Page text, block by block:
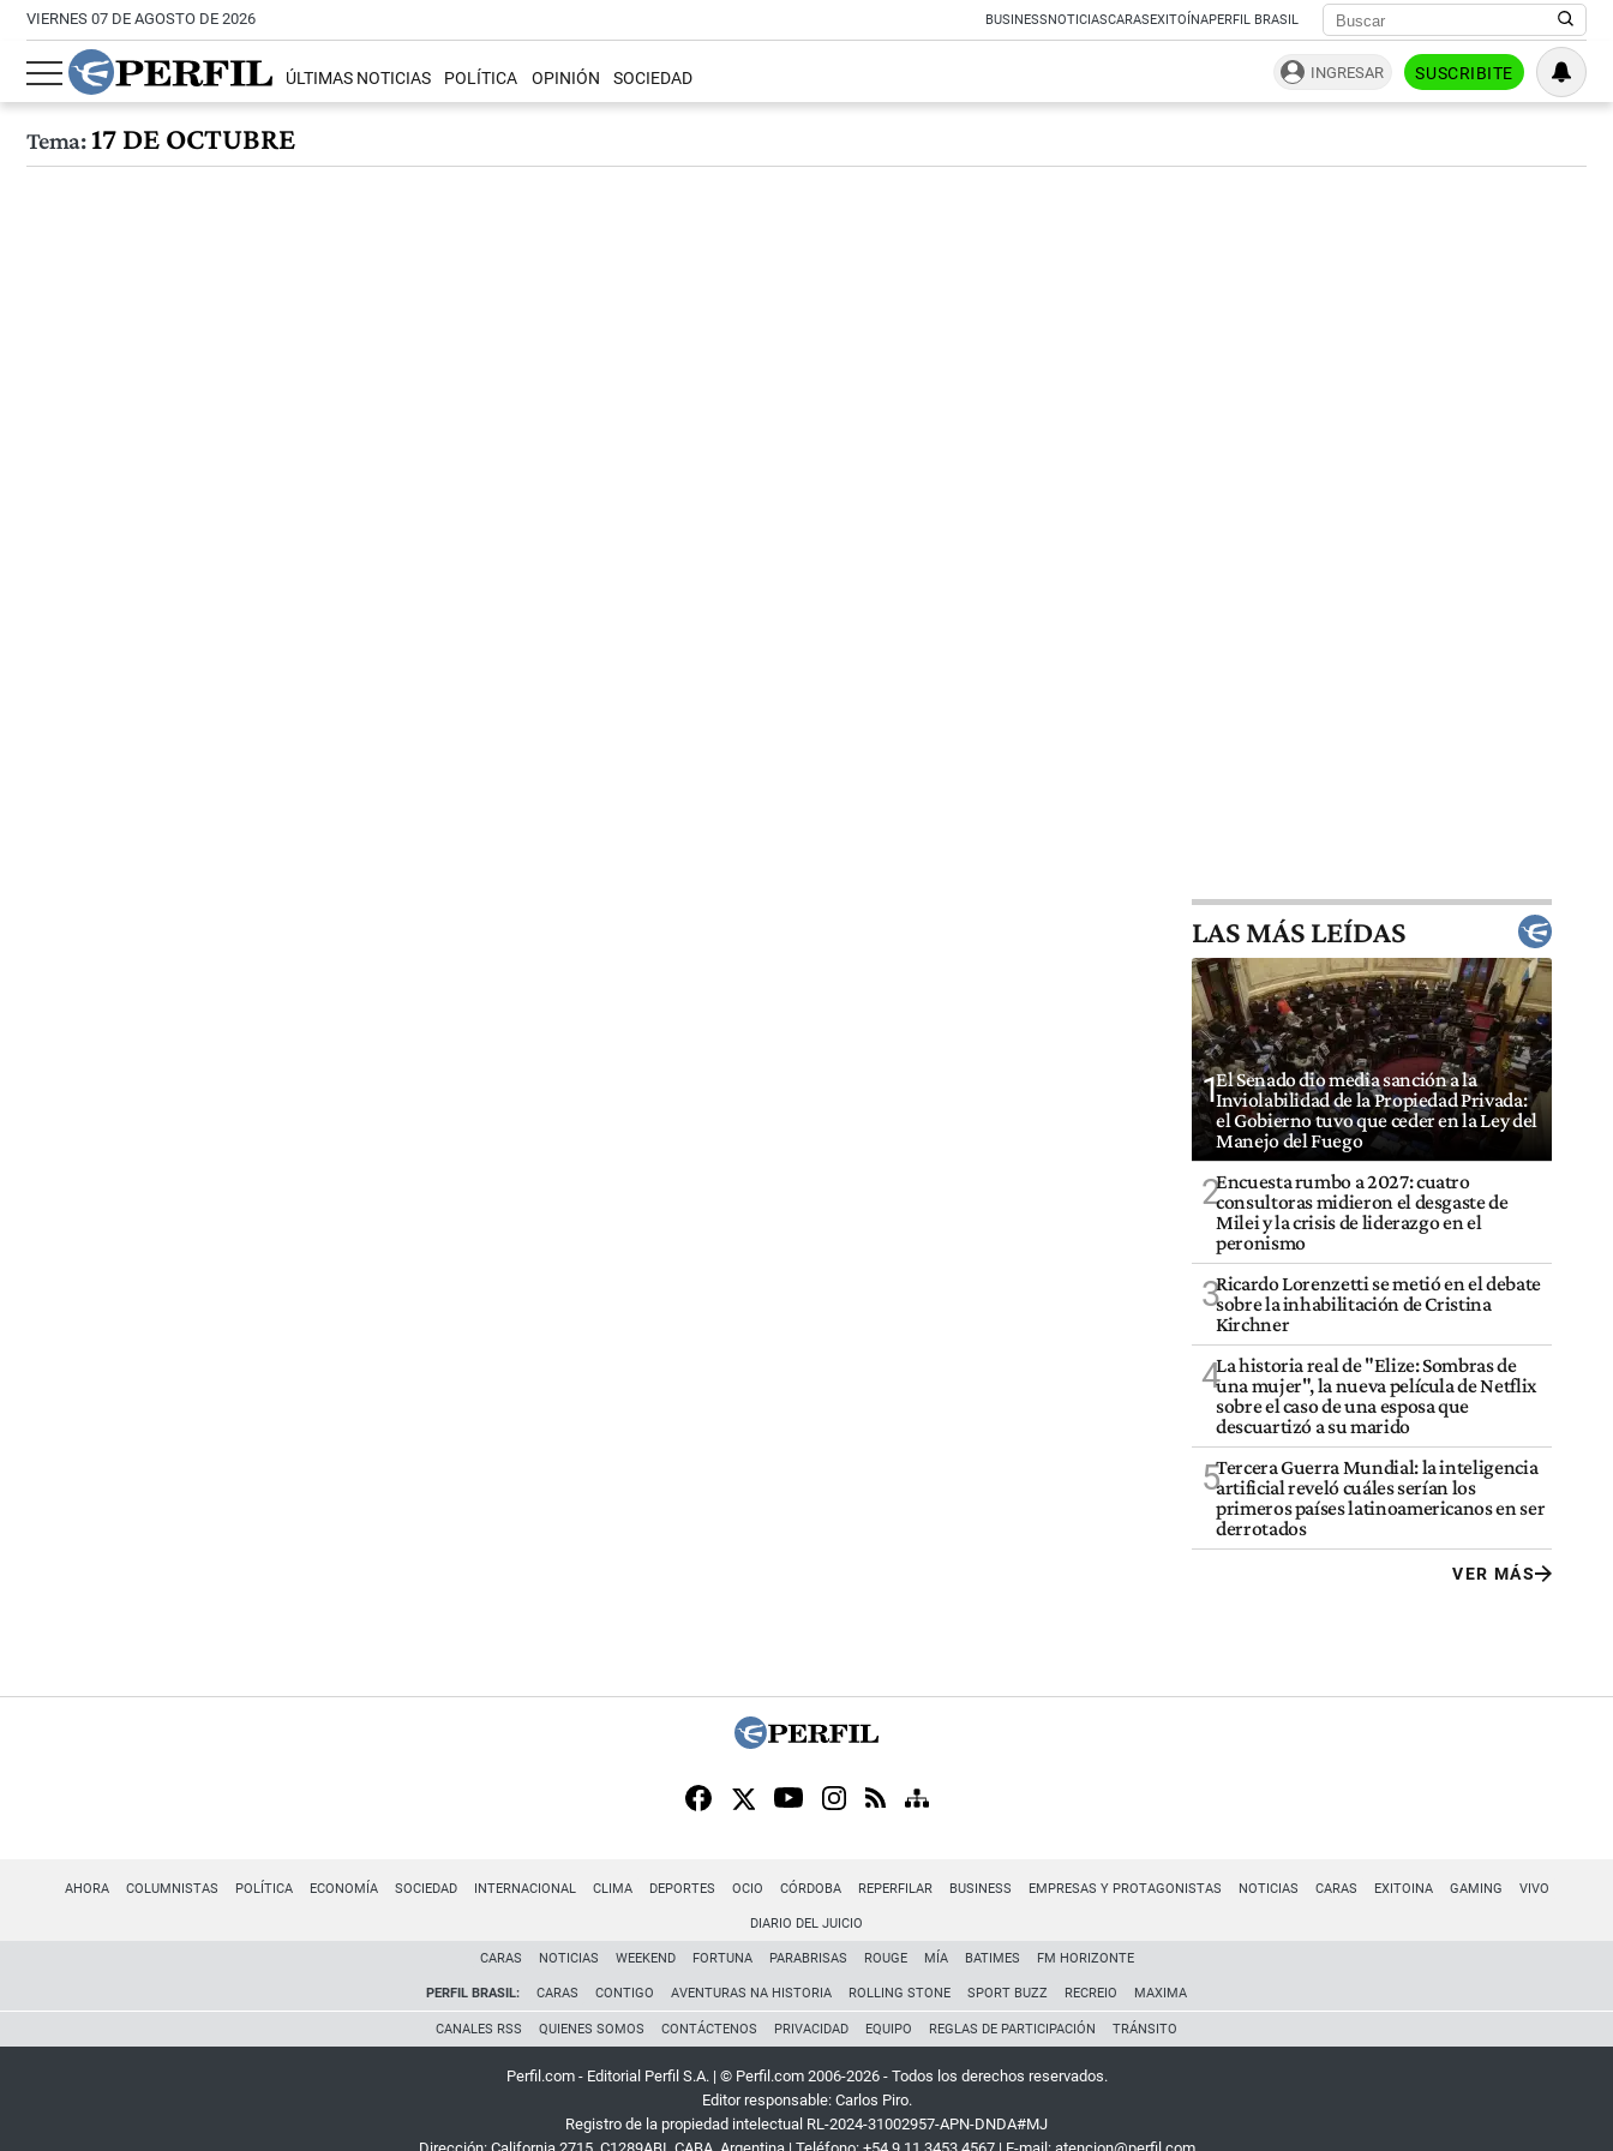
VIERNES 07 DE AGOSTO DE 2026 BUSINESSNOTICIASCARASEXITOÍNAPERFIL BRASIL
ÚLTIMAS NOTICIAS POLÍTICA OPINIÓN SOCIEDAD INGRESAR SUSCRIBITE
Tema:17 DE OCTUBRE
LAS MÁS LEÍDAS
1El Senado dio media sanción a la
Inviolabilidad de la Propiedad Privada:
el Gobierno tuvo que ceder en la Ley del
Manejo del Fuego
2Encuesta rumbo a 2027: cuatro
consultoras midieron el desgaste de
Milei y la crisis de liderazgo en el
peronismo
3Ricardo Lorenzetti se metió en el debate
sobre la inhabilitación de Cristina
Kirchner
4La historia real de "Elize: Sombras de
una mujer", la nueva película de Netflix
sobre el caso de una esposa que
descuartizó a su marido
5Tercera Guerra Mundial: la inteligencia
artificial reveló cuáles serían los
primeros países latinoamericanos en ser
derrotados
VER MÁS
AHORA COLUMNISTAS POLÍTICA ECONOMÍA SOCIEDAD INTERNACIONAL CLIMA DEPORTES OCIO CÓRDOBA REPERFILAR BUSINESS EMPRESAS Y PROTAGONISTAS NOTICIAS CARAS EXITOINA GAMING VIVO
DIARIO DEL JUICIO
CARAS NOTICIAS WEEKEND FORTUNA PARABRISAS ROUGE MÍA BATIMES FM HORIZONTE
PERFIL BRASIL: CARAS CONTIGO AVENTURAS NA HISTORIA ROLLING STONE SPORT BUZZ RECREIO MAXIMA
CANALES RSS QUIENES SOMOS CONTÁCTENOS PRIVACIDAD EQUIPO REGLAS DE PARTICIPACIÓN TRÁNSITO
Perfil.com - Editorial Perfil S.A. | © Perfil.com 2006-2026 - Todos los derechos reservados.
Editor responsable: Carlos Piro.
Registro de la propiedad intelectual RL-2024-31002957-APN-DNDA#MJ